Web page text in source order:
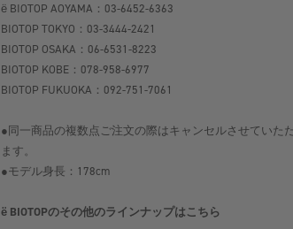
ё BIOTOP AOYAMA：03-6452-6363
BIOTOP TOKYO：03-3444-2421
BIOTOP OSAKA：06-6531-8223
BIOTOP KOBE：078-958-6977
BIOTOP FUKUOKA：092-751-7061
●同一商品の複数点ご注文の際はキャンセルさせていた
ます。
●モデル身長：178cm
ё BIOTOPのその他のラインナップはこちら